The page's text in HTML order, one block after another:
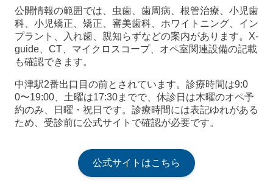
公開情報の範囲では、虫歯、歯周病、根管治療、小児歯
科、小児矯正、矯正、審美歯科、ホワイトニング、イン
プラント、入れ歯、親知らずなどの案内があります。X-
guide、CT、マイクロスコープ、オペ室関連設備の記載
も確認できます。
中津駅2番出口目の前とされています。診療時間は9:0
0〜19:00、土曜は17:30までで、休診日は木曜のオペ予
約のみ、日曜・祝日です。診療時間には表記ゆれがある
ため、受診前に公式サイトで確認が必要です。
公式サイトはこちら